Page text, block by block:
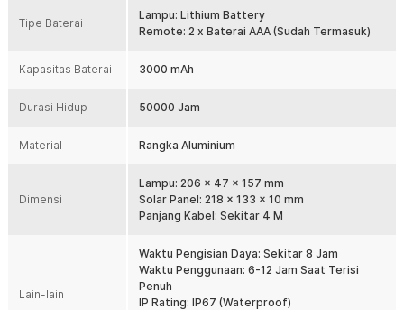
Mampu Bertahan di Segala Cuaca
Anda tak perlu meragukan daya tahan panel dan lampu terhadap
suhu panas, suhu dingin, hingga air hujan. Proteksi tersebut
membuat lampu dan panel mampu bekerja dengan baik meski
1 x OOBEST Lampu Dinding Solar Sensor Cahaya IP67 144 LED
Cool White - OB144
2 x Baterai AAA (Baterai Remot)
1 x Panduan Penggunaan
Tipe Baterai
Lampu: Lithium Battery
Remote: 2 x Baterai AAA (Sudah Termasuk)
Kapasitas Baterai 3000 mAh
Durasi Hidup 50000 Jam
Material Rangka Aluminium
Dimensi
Lampu: 206 x 47 x 157 mm
Solar Panel: 218 x 133 x 10 mm
Panjang Kabel: Sekitar 4 M
Lain-lain
Waktu Pengisian Daya: Sekitar 8 Jam
Waktu Penggunaan: 6-12 Jam Saat Terisi
Penuh
IP Rating: IP67 (Waterproof)